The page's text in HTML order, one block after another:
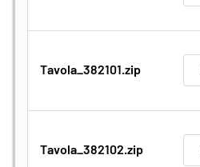
Tavola_382101.zip
Tavola_382102.zip